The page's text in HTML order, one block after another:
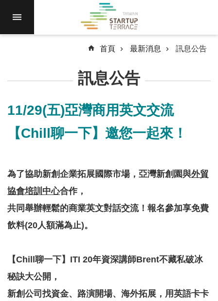
進
園
新
息
計
國
際
資
源
服
務
關
首頁 最新消息 訊息公告
訊息公告
11/29(五)亞灣商用英文交流
【Chill聊一下】邀您一起來！
為了協助新創企業拓展國際市場，亞灣新創園與外貿
協會培訓中心合作，
共同舉辦輕鬆的商業英文對話交流！報名參加享免費
飲料(20人額滿為止)。
【Chill聊一下】ITI 20年資深講師Brent不藏私破冰
秘訣大公開，
新創公司找資金、路演開場、海外拓展，用英語卡卡